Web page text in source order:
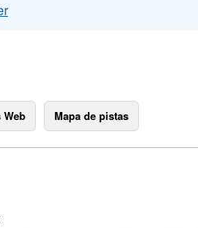
Web Mapa de pistas